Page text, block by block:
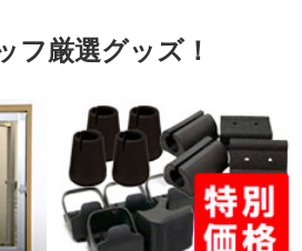
フ厳選グッズ！